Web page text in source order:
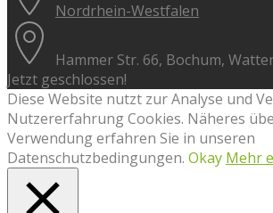
Nordrhein-Westfalen
Hammer Str. 66, Bochum,
Jetzt geschlossen!
Diese Website nutzt zur Analyse und
Nutzererfahrung Cookies. Näheres
Verwendung erfahren Sie in unseren
Datenschutzbedingungen. Okay Mehr